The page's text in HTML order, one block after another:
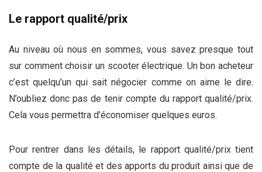
Le rapport qualité/prix
Au niveau où nous en sommes, vous savez presque tout
sur comment choisir un scooter électrique. Un bon acheteur
c’est quelqu’un qui sait négocier comme on aime le dire.
N’oubliez donc pas de tenir compte du rapport qualité/prix.
Cela vous permettra d’économiser quelques euros.
Pour rentrer dans les détails, le rapport qualité/prix tient
compte de la qualité et des apports du produit ainsi que de